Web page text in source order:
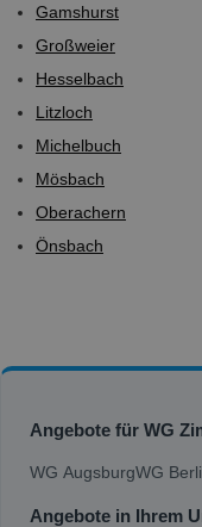
Gamshurst
Großweier
Hesselbach
Litzloch
Michelbuch
Mösbach
Oberachern
Önsbach
Angebote für WG
WG AugsburgWG
Angebote in Ihrem